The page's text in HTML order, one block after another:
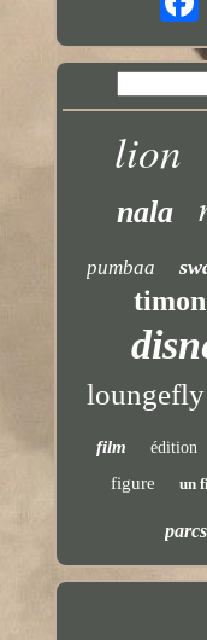
lion
nala
pumbaa
timon
loungefly
film édition
figure un
parcs